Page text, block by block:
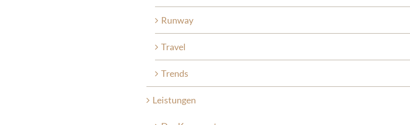
Runway
Travel
Trends
Leistungen